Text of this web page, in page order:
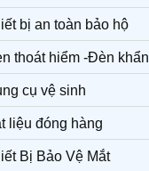
bị an toàn bảo hộ
thoát hiểm -Đèn khẩn
cụ vệ sinh
liệu đóng hàng
Bị Bảo Vệ Mắt